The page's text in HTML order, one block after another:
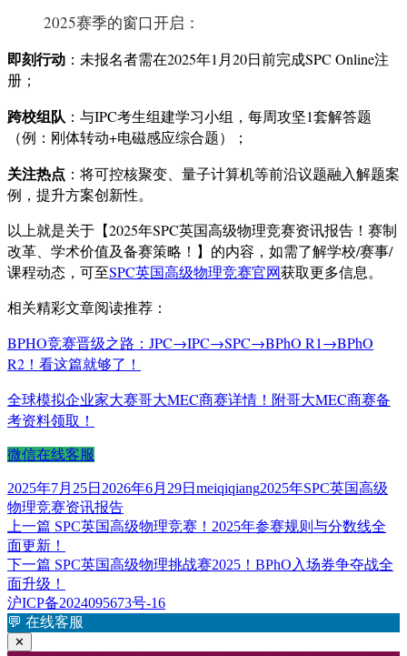
2025赛季的窗口开启：
即刻行动 ：未报名者需在2025年1月20日前完成SPC Online注
册；
跨校组队 ：与IPC考生组建学习小组，每周攻坚1套解答题
（例：刚体转动+电磁感应综合题）；
关注热点 ：将可控核聚变、量子计算机等前沿议题融入解题案
例，提升方案创新性。
以上就是关于【2025年SPC英国高级物理竞赛资讯报告！赛制
改革、学术价值及备赛策略！】的内容，如需了解学校/赛事/
课程动态，可至SPC英国高级物理竞赛官网获取更多信息。
相关精彩文章阅读推荐：
BPHO竞赛晋级之路：JPC→IPC→SPC→BPhO R1→BPhO
R2！看这篇就够了！
全球模拟企业家大赛哥大MEC商赛详情！附哥大MEC商赛备
考资料领取！
微信在线客服
发
布
于
2025年7月25日 2026年6月29日 作
meiqiqiang标
2025年SPC英国高级
物理竞赛资讯报告
文
章
导
航
上一篇 上
篇
文
章：
SPC英国高级物理竞赛！2025年参赛规则与分数线全
面更新！
下一篇 下
篇
文
章：
SPC英国高级物理挑战赛2025！BPhO入场券争夺战全
面升级！
沪ICP备2024095673号-16
💬 在线客服
✕